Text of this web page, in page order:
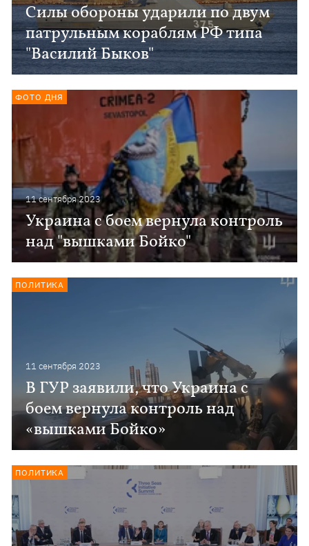
Силы обороны ударили по двум
патрульным кораблям РФ типа
"Василий Быков"
11 сентября 2023
Украина с боем вернула контроль
над "вышками Бойко"
ФОТО ДНЯ
11 сентября 2023
В ГУР заявили, что Украина с
боем вернула контроль над
«вышками Бойко»
ПОЛИТИКА
ПОЛИТИКА